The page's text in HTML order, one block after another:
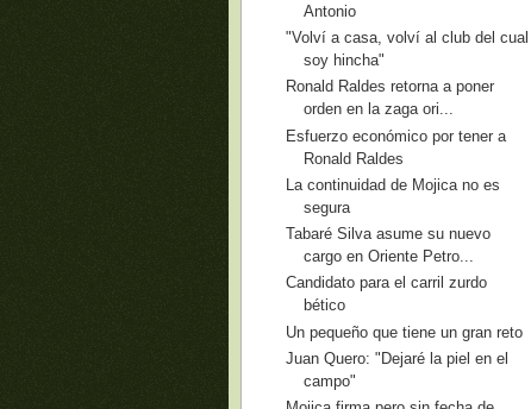
Antonio
"Volví a casa, volví al club del cual
soy hincha"
Ronald Raldes retorna a poner
orden en la zaga ori...
Esfuerzo económico por tener a
Ronald Raldes
La continuidad de Mojica no es
segura
Tabaré Silva asume su nuevo
cargo en Oriente Petro...
Candidato para el carril zurdo
bético
Un pequeño que tiene un gran reto
Juan Quero: "Dejaré la piel en el
campo"